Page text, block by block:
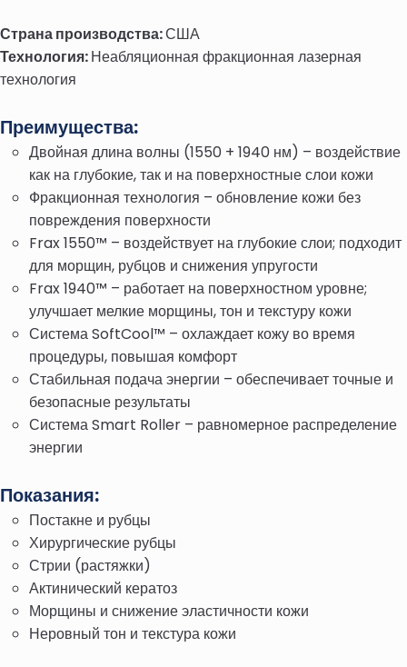
Страна производства:США
Технология:Неабляционная фракционная лазерная
технология
Преимущества:
Двойная длина волны (1550 + 1940 нм) – воздействие
как на глубокие, так и на поверхностные слои кожи
Фракционная технология – обновление кожи без
повреждения поверхности
Frax 1550™ – воздействует на глубокие слои; подходит
для морщин, рубцов и снижения упругости
Frax 1940™ – работает на поверхностном уровне;
улучшает мелкие морщины, тон и текстуру кожи
Система SoftCool™ – охлаждает кожу во время
процедуры, повышая комфорт
Стабильная подача энергии – обеспечивает точные и
безопасные результаты
Система Smart Roller – равномерное распределение
энергии
Показания:
Постакне и рубцы
Хирургические рубцы
Стрии (растяжки)
Актинический кератоз
Морщины и снижение эластичности кожи
Неровный тон и текстура кожи